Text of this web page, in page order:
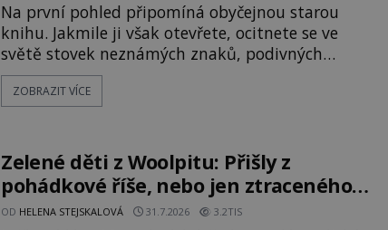
Na první pohled připomíná obyčejnou starou
knihu. Jakmile ji však otevřete, ocitnete se ve
světě stovek neznámých znaků, podivných
ilustrací a textu, který už téměř dvě století
vzdoruje všem pokusům o rozluštění. Rohoncský
napsal, kdy vznikl ani co vlastně vypráví.
Rohoncský kodex se poprvé objevuje v roce
ZOBRAZIT VÍCE
Zelené děti z Woolpitu: Přišly z
pohádkové říše, nebo jen ztraceného
světa?
OD HELENA STEJSKALOVÁ 31.7.2026 3.2TIS